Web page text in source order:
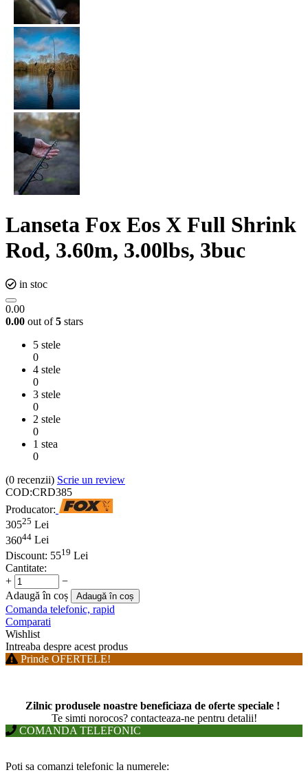
Lanseta Fox Eos X Full Shrink
Rod, 3.60m, 3.00lbs, 3buc
in stoc
0.00
0.00 out of5 stars
5 stele
0
4 stele
0
3 stele
0
2 stele
0
1 stea
0
(0 recenzii) Scrie un review
COD:CRD385
Producator:
30525 Lei
36044 Lei
Discount: 5519 Lei
Cantitate:
+
−
Adaugă în coș
Adaugă în coș
Comanda telefonic, rapid
Comparati
Wishlist
Intreaba despre acest produs
Prinde OFERTELE!
Zilnic produsele noastre beneficiaza de oferte speciale !
Te simti norocos? contacteaza-ne pentru detalii!
COMANDA TELEFONIC
Poti sa comanzi telefonic la numerele: